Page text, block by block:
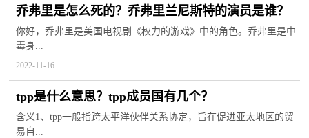
乔弗里是怎么死的？乔弗里兰尼斯特的演员是谁？
你好，乔弗里是美国电视剧《权力的游戏》中的角色。乔弗里是中
毒身...
2022-11-16
tpp是什么意思？tpp成员国有几个？
含义1、tpp一般指跨太平洋伙伴关系协定，旨在促进亚太地区的贸
易自...